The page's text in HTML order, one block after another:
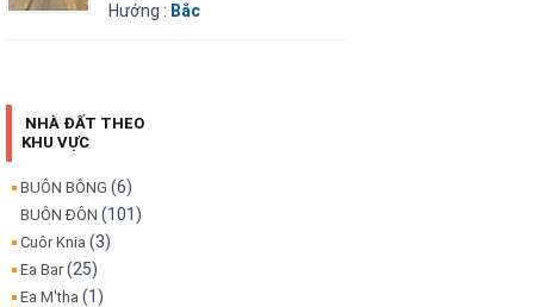
Hướng : Bắc
NHÀ ĐẤT THEO
KHU VỰC
BUÔN BÔNG (6)
BUÔN ĐÔN (101)
Cuôr Knia (3)
Ea Bar(25)
Ea M'tha (1)